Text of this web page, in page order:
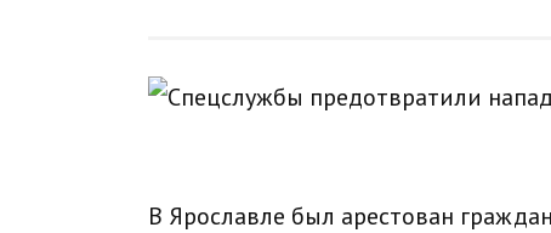
В Ярославле был арестован